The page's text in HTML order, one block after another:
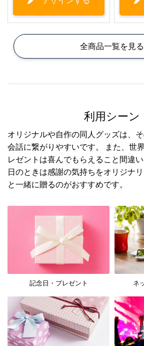
全商品一覧を見る
利用シーン
オリジナルや自作の同人グッズは、
会話に繋がりやすいです。 また、世
レゼントは喜んでもらえること間違
日のときは感謝の気持ちをオリジナ
と一緒に贈るのがおすすめです。
記念日・プレゼント ネ